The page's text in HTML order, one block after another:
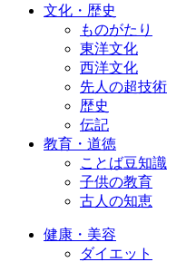
文化・歴史
ものがたり
東洋文化
西洋文化
先人の超技術
歴史
伝記
教育・道徳
ことば豆知識
子供の教育
古人の知恵
健康・美容
ダイエット